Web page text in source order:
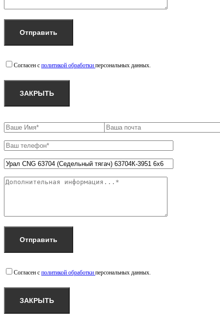
Согласен с политикой обработки персональных данных.
ЗАКРЫТЬ
Согласен с политикой обработки персональных данных.
ЗАКРЫТЬ